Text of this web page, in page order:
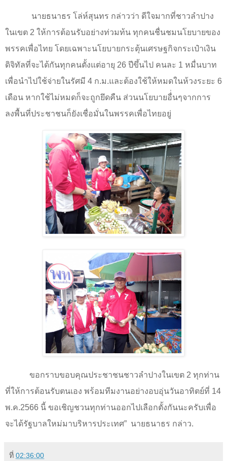
นายธนาธร โล่ห์สุนทร กล่าวว่า ดีใจมากที่ชาวลําปาง
ในเขต 2 ให้การต้อนรับอย่างท่วมท้น ทุกคนชื่นชมนโยบายของ
พรรคเพื่อไทย โดยเฉพาะนโยบายกระตุ้นเศรษฐกิจกระเป๋าเงิน
ดิจิทัลที่จะได้กันทุกคนตั้งแต่อายุ 26 ปีขึ้นไป คนละ 1 หมื่นบาท
เพื่อนําไปใช้จ่ายในรัศมี 4 ก.ม.และต้องใช้ให้หมดในห้วงระยะ 6
เดือน หากใช้ไม่หมดก็จะถูกยึดคืน ส่วนนโยบายอื่่นๆจากการ
ลงพื้นที่ประชาชนก็ยังเชื่อมั่นในพรรคเพื่อไทยอยู่
ขอกราบขอบคุณประชาชนชาวลําปางในเขต 2 ทุกท่าน
ที่ให้การต้อนรับตนเอง พร้อมทีมงานอย่างอบอุ่นวันอาทิตย์ที่ 14
พ.ค.2566 นี้ ขอเชิญชวนทุกท่านออกไปเลือกตั้งกันนะครับเพื่อ
จะได้รัฐบาลใหม่มาบริหารประเทศ” นายธนาธร กล่าว.
ที่ 02:36:00